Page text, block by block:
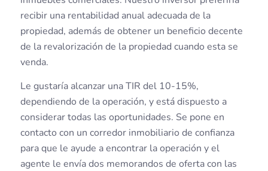
recibir una rentabilidad anual adecuada de la
propiedad, además de obtener un beneficio decente
de la revalorización de la propiedad cuando esta se
venda.
Le gustaría alcanzar una TIR del 10-15%,
dependiendo de la operación, y está dispuesto a
considerar todas las oportunidades. Se pone en
contacto con un corredor inmobiliario de confianza
para que le ayude a encontrar la operación y el
agente le envía dos memorandos de oferta con las